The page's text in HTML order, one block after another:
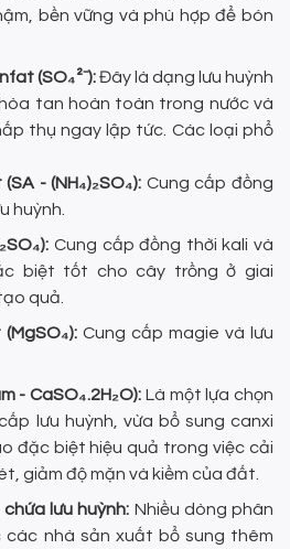
bền vững và phù hợp để bón
(SO₄²⁻):Đây là dạng lưu huỳnh
tan hoàn toàn trong nước và
thụ ngay lập tức. Các loại phổ
- (NH₄)₂SO₄): Cung cấp đồng
huỳnh.
Cung cấp đồng thời kali và
biệt tốt cho cây trồng ở giai
quả.
Cung cấp magie và lưu
- CaSO₄.2H₂O): Là một lựa chọn
lưu huỳnh, vừa bổ sung canxi
đặc biệt hiệu quả trong việc cải
giảm độ mặn và kiềm của đất.
lưu huỳnh: Nhiều dòng phân
các nhà sản xuất bổ sung thêm